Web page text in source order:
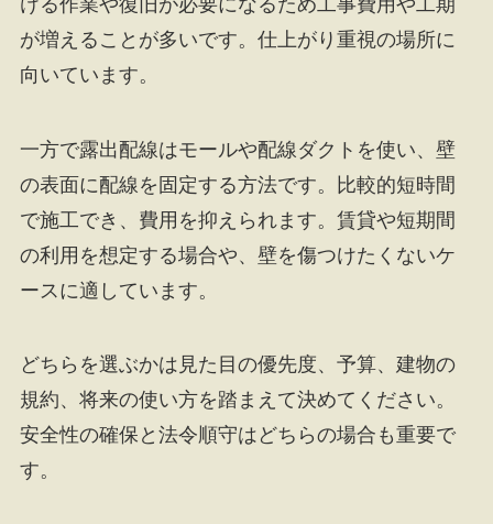
が増えることが多いです。仕上がり重視の場所に
向いています。
一方で露出配線はモールや配線ダクトを使い、壁
の表面に配線を固定する方法です。比較的短時間
で施工でき、費用を抑えられます。賃貸や短期間
の利用を想定する場合や、壁を傷つけたくないケ
ースに適しています。
どちらを選ぶかは見た目の優先度、予算、建物の
規約、将来の使い方を踏まえて決めてください。
安全性の確保と法令順守はどちらの場合も重要で
す。